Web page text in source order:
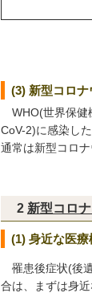
(3) 新型コロ
WHO(世界保健
CoV-2)に感染し
通常は新型コロ
2 新型コロ
(1) 身近な医
罹患後症状(後
合は、まずは身